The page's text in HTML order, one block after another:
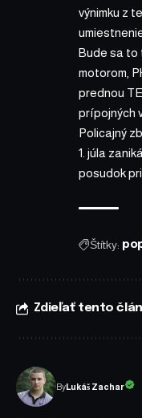
výnimku z
Bude sa to
motorom,
prednou
prípojných
Policajný
1. júla
posudok
Štítky:
Zdieľať tento
ByLukáš Zachar